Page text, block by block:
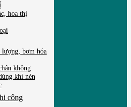
hoa thị
bơm hóa
không
khí nén
công